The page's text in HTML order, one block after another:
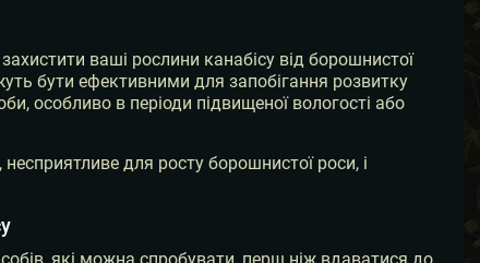
ваші рослини канабісу від борошнистої
бути ефективними для запобігання розвитку
особливо в періоди підвищеної вологості або
для росту борошнистої роси, і